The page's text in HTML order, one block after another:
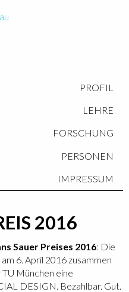
PROFIL
LEHRE
FORSCHUNG
PERSONEN
IMPRESSUM
2016
Sauer Preises 2016: Die
6. April 2016 zusammen
München eine
DESIGN. Bezahlbar. Gut.